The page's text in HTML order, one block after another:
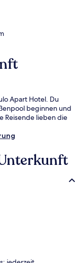
Apart Hotel. Du
beginnen und
Reisende lieben die